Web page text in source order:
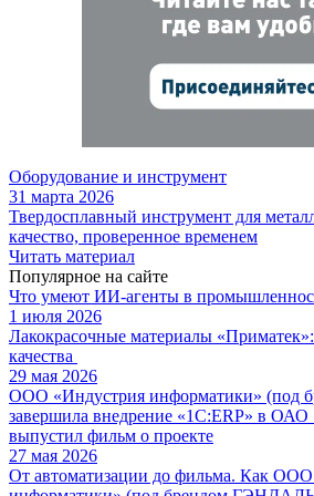
Оборудование и инструмент
31 марта 2026
Твердосплавный инструмент для
качество, проверенное временем
Читать материал
Популярное на сайте
Что умеют ИИ-агенты в
1 июля 2026
Лакокрасочные материалы
качества
29 мая 2026
ООО «Индустрия информатики»
завершила внедрение «1С:ERP» в ОАО
выпустил фильм о проекте
27 мая 2026
От автоматизации до фильма. Как